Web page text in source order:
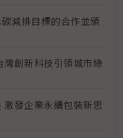
減排目標的合作並頒
創新科技引領城市綠
發企業永續包裝新思